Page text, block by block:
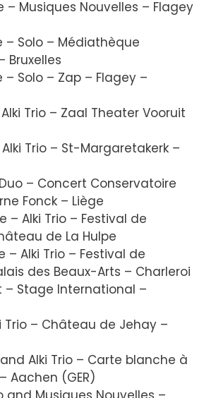
Musiques Nouvelles – Flagey
– Solo – Médiathèque
Bruxelles
Solo – Zap – Flagey –
Trio – Zaal Theater Vooruit
Trio – St-Margaretakerk –
– Concert Conservatoire
Fonck – Liège
– Alki Trio – Festival de
de La Hulpe
– Alki Trio – Festival de
des Beaux-Arts – Charleroi
– Stage International –
Trio – Château de Jehay –
and Alki Trio – Carte blanche à
Aachen (GER)